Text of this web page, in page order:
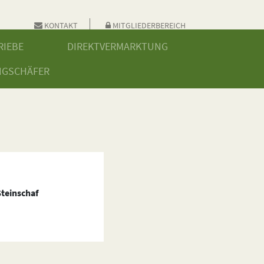
KONTAKT MITGLIEDERBEREICH
DIREKTVERMARKTUNG